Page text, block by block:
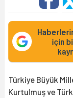
için
Türkiye Büyük
Kurtulmuş ve